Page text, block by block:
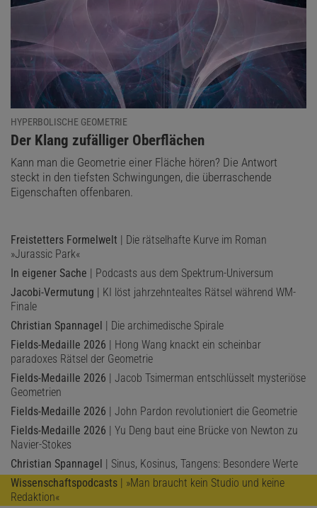
HYPERBOLISCHE GEOMETRIE
:
Der Klang zufälliger Oberflächen
Kann man die Geometrie einer Fläche hören? Die Antwort
steckt in den tiefsten Schwingungen, die überraschende
Eigenschaften offenbaren.
Freistetters Formelwelt | Die rätselhafte Kurve im Roman
»Jurassic Park«
In eigener Sache | Podcasts aus dem Spektrum-Universum
Jacobi-Vermutung | KI löst jahrzehntealtes Rätsel während WM-
Finale
Christian Spannagel | Die archimedische Spirale
Fields-Medaille 2026 | Hong Wang knackt ein scheinbar
paradoxes Rätsel der Geometrie
Fields-Medaille 2026 | Jacob Tsimerman entschlüsselt mysteriöse
Geometrien
Fields-Medaille 2026 | John Pardon revolutioniert die Geometrie
Fields-Medaille 2026 | Yu Deng baut eine Brücke von Newton zu
Navier-Stokes
Christian Spannagel | Sinus, Kosinus, Tangens: Besondere Werte
Wissenschaftspodcasts | »Man braucht kein Studio und keine
Redaktion«